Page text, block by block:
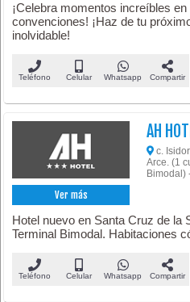
¡Celebra momentos increíbles
convenciones! ¡Haz de tu
inolvidable!
Teléfono Celular Whatsapp Compartir
Ver más
AH
c.
Arce. (1
Bimodal)
Hotel nuevo en Santa Cruz de la
Terminal Bimodal. Habitaciones
Teléfono Celular Whatsapp Compartir